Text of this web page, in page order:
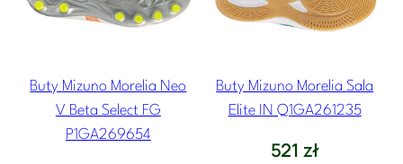
Buty Mizuno Morelia Neo
V Beta Select FG
P1GA269654
Buty Mizuno Morelia Sala
Elite IN Q1GA261235
521 zł